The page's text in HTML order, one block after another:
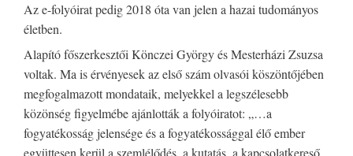
Az e-folyóirat pedig 2018 óta van jelen a hazai tudományos
életben.
Alapító főszerkesztői Könczei György és Mesterházi Zsuzsa
voltak. Ma is érvényesek az első szám olvasói köszöntőjében
megfogalmazott mondataik, melyekkel a legszélesebb
közönség figyelmébe ajánlották a folyóiratot: „…a
fogyatékosság jelensége és a fogyatékossággal élő ember
együttesen kerül a szemlélődés, a kutatás, a kapcsolatkereső